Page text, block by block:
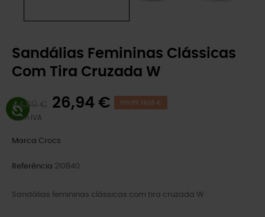
Sandálias Femininas Clássicas
Com Tira Cruzada W
44,99 € 26,94 € POUPE 18,05 €
Com IVA
Marca Crocs
Referência 210840
Sandálias femininas clássicas com tira cruzada W